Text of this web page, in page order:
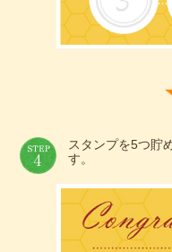
スタンプを5つ貯
す。